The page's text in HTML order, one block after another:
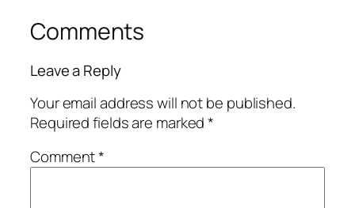
Comments
Leave a Reply
Your email address will not be published.
Required fields are marked*
Comment*